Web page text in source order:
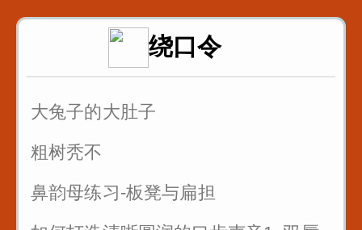
诸葛亮 八扇屏
绕口令
大兔子的大肚子
粗树秃不
鼻韵母练习-板凳与扁担